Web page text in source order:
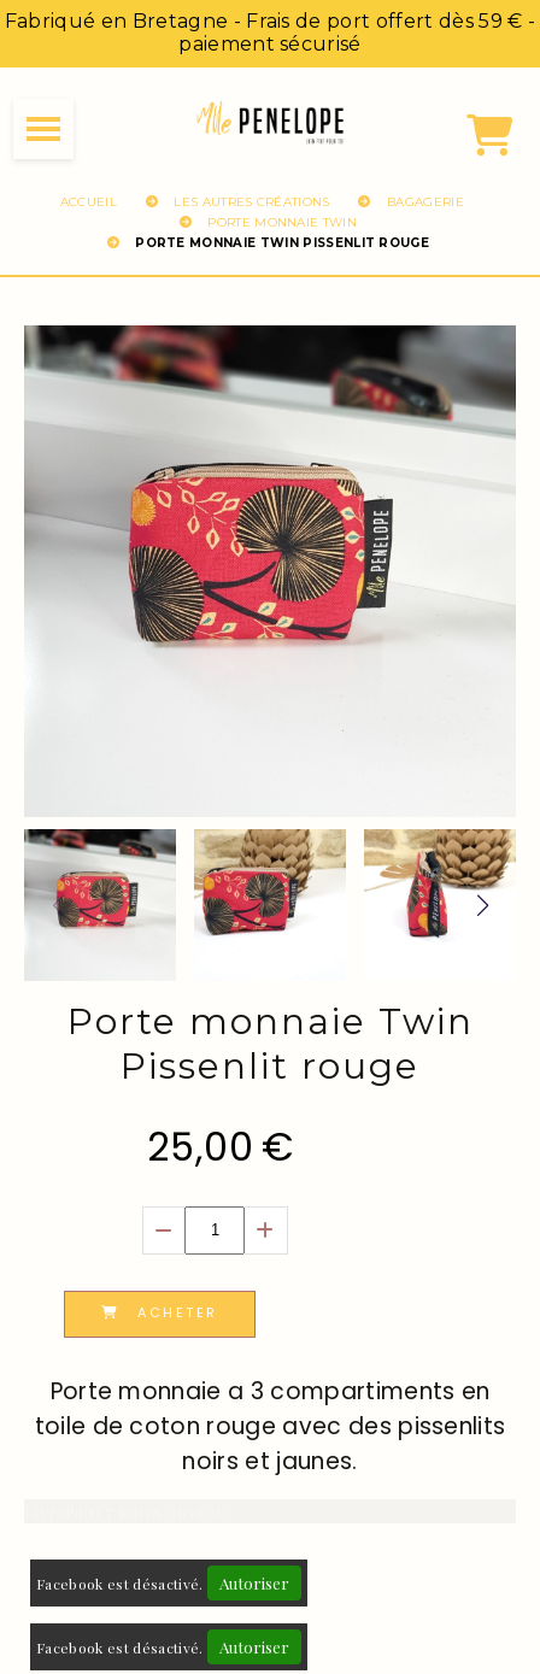
Fabriqué en Bretagne - Frais de port offert dès 59 € -
paiement sécurisé
ACCUEIL LES AUTRES CRÉATIONS
BAGAGERIE
PORTE MONNAIE TWIN
PORTE MONNAIE TWIN PISSENLIT ROUGE
Porte monnaie Twin
Pissenlit rouge
25,00 €
ACHETER
Porte monnaie a 3 compartiments en
toile de coton rouge avec des pissenlits
noirs et jaunes.
Facebook est désactivé. Autoriser
Facebook est désactivé. Autoriser
Panneau de gestion des cookies